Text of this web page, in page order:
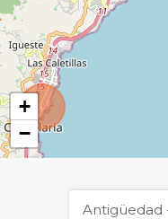
+
−
Antigüedad